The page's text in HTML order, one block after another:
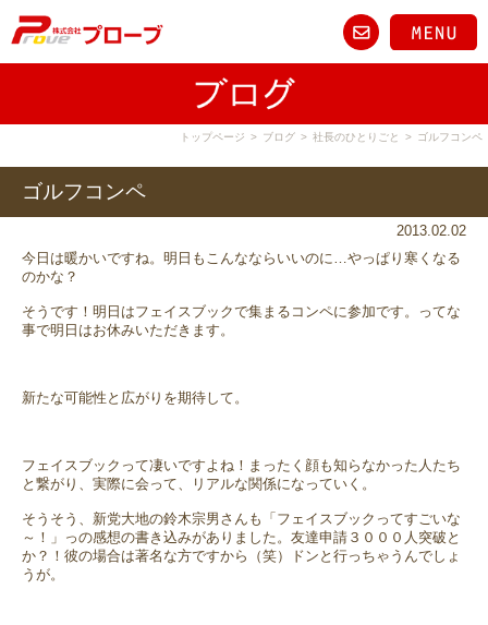
トップページ > ブログ > 社長のひとりごと > ゴルフコンペ
ゴルフコンペ
今日は暖かいですね。明日もこんなならいいのに…やっぱり寒くなる
のかな？
そうです！明日はフェイスブックで集まるコンペに参加です。ってな
事で明日はお休みいただきます。
新たな可能性と広がりを期待して。
フェイスブックって凄いですよね！まったく顔も知らなかった人たち
と繋がり、実際に会って、リアルな関係になっていく。
そうそう、新党大地の鈴木宗男さんも「フェイスブックってすごいな
～！」っの感想の書き込みがありました。友達申請３０００人突破と
か？！彼の場合は著名な方ですから（笑）ドンと行っちゃうんでしょ
うが。
2013.02.02